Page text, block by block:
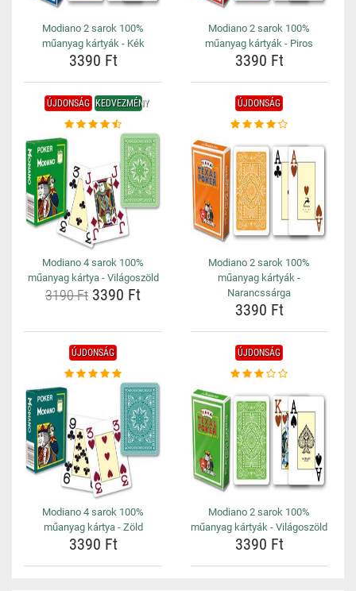
Modiano 2 sarok 100%
műanyag kártyák - Kék
3390 Ft
Modiano 2 sarok 100%
műanyag kártyák - Piros
3390 Ft
ÚJDONSÁG KEDVEZMÉNY
Modiano 4 sarok 100%
műanyag kártya - Világoszöld
3190 Ft 3390 Ft
ÚJDONSÁG
Modiano 2 sarok 100%
műanyag kártyák -
Narancssárga
3390 Ft
ÚJDONSÁG
Modiano 4 sarok 100%
műanyag kártya - Zöld
3390 Ft
ÚJDONSÁG
Modiano 2 sarok 100%
műanyag kártyák - Világoszöld
3390 Ft